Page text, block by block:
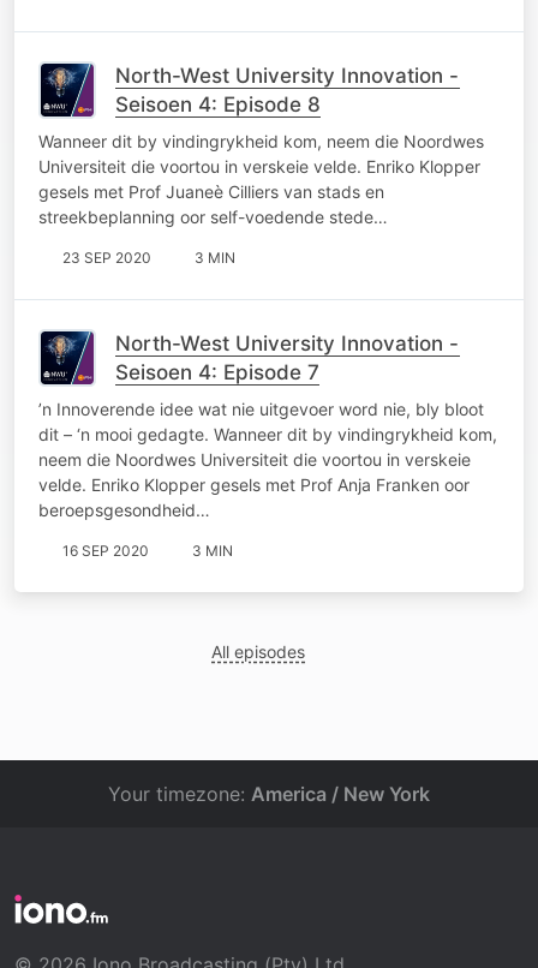
North-West University Innovation -
Seisoen 4: Episode 8
Wanneer dit by vindingrykheid kom, neem die Noordwes
Universiteit die voortou in verskeie velde. Enriko Klopper
gesels met Prof Juaneè Cilliers van stads en
streekbeplanning oor self-voedende stede…
23 SEP 2020 3 MIN
North-West University Innovation -
Seisoen 4: Episode 7
’n Innoverende idee wat nie uitgevoer word nie, bly bloot
dit – ‘n mooi gedagte. Wanneer dit by vindingrykheid kom,
neem die Noordwes Universiteit die voortou in verskeie
velde. Enriko Klopper gesels met Prof Anja Franken oor
beroepsgesondheid…
16 SEP 2020 3 MIN
All episodes
Your timezone: America / New York